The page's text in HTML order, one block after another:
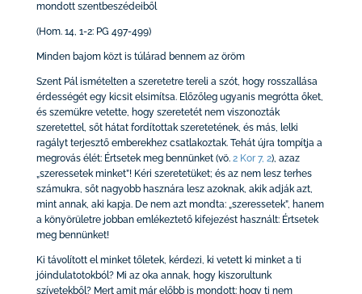
mondott szentbeszédeiből
(Hom. 14, 1-2: PG 497-499)
Minden bajom közt is túlárad bennem az öröm
Szent Pál ismételten a szeretetre tereli a szót, hogy rosszallása
érdességét egy kicsit elsimítsa. Előzőleg ugyanis megrótta őket,
és szemükre vetette, hogy szeretetét nem viszonozták
szeretettel, sőt hátat fordítottak szeretetének, és más, lelki
ragályt terjesztő emberekhez csatlakoztak. Tehát újra tompítja a
megrovás élét: Értsetek meg bennünket (vö. 2 Kor 7, 2), azaz
„szeressetek minket”! Kéri szeretetüket; és az nem lesz terhes
számukra, sőt nagyobb hasznára lesz azoknak, akik adják azt,
mint annak, aki kapja. De nem azt mondta: „szeressetek”, hanem
a könyörületre jobban emlékeztető kifejezést használt: Értsetek
meg bennünket!
Ki távolított el minket tőletek, kérdezi, ki vetett ki minket a ti
jóindulatotokból? Mi az oka annak, hogy kiszorultunk
szívetekből? Mert amit már előbb is mondott: hogy ti nem